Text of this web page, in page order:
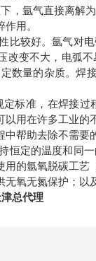
，氩气直接离解
用。
较好。氩气对
变不大，电弧
数量的杂质。焊
标准，在焊接
用在许多工业的
帮助去除不需要
定的温度和同
的氩氧脱碳工艺
提供无氧无氮
总代理